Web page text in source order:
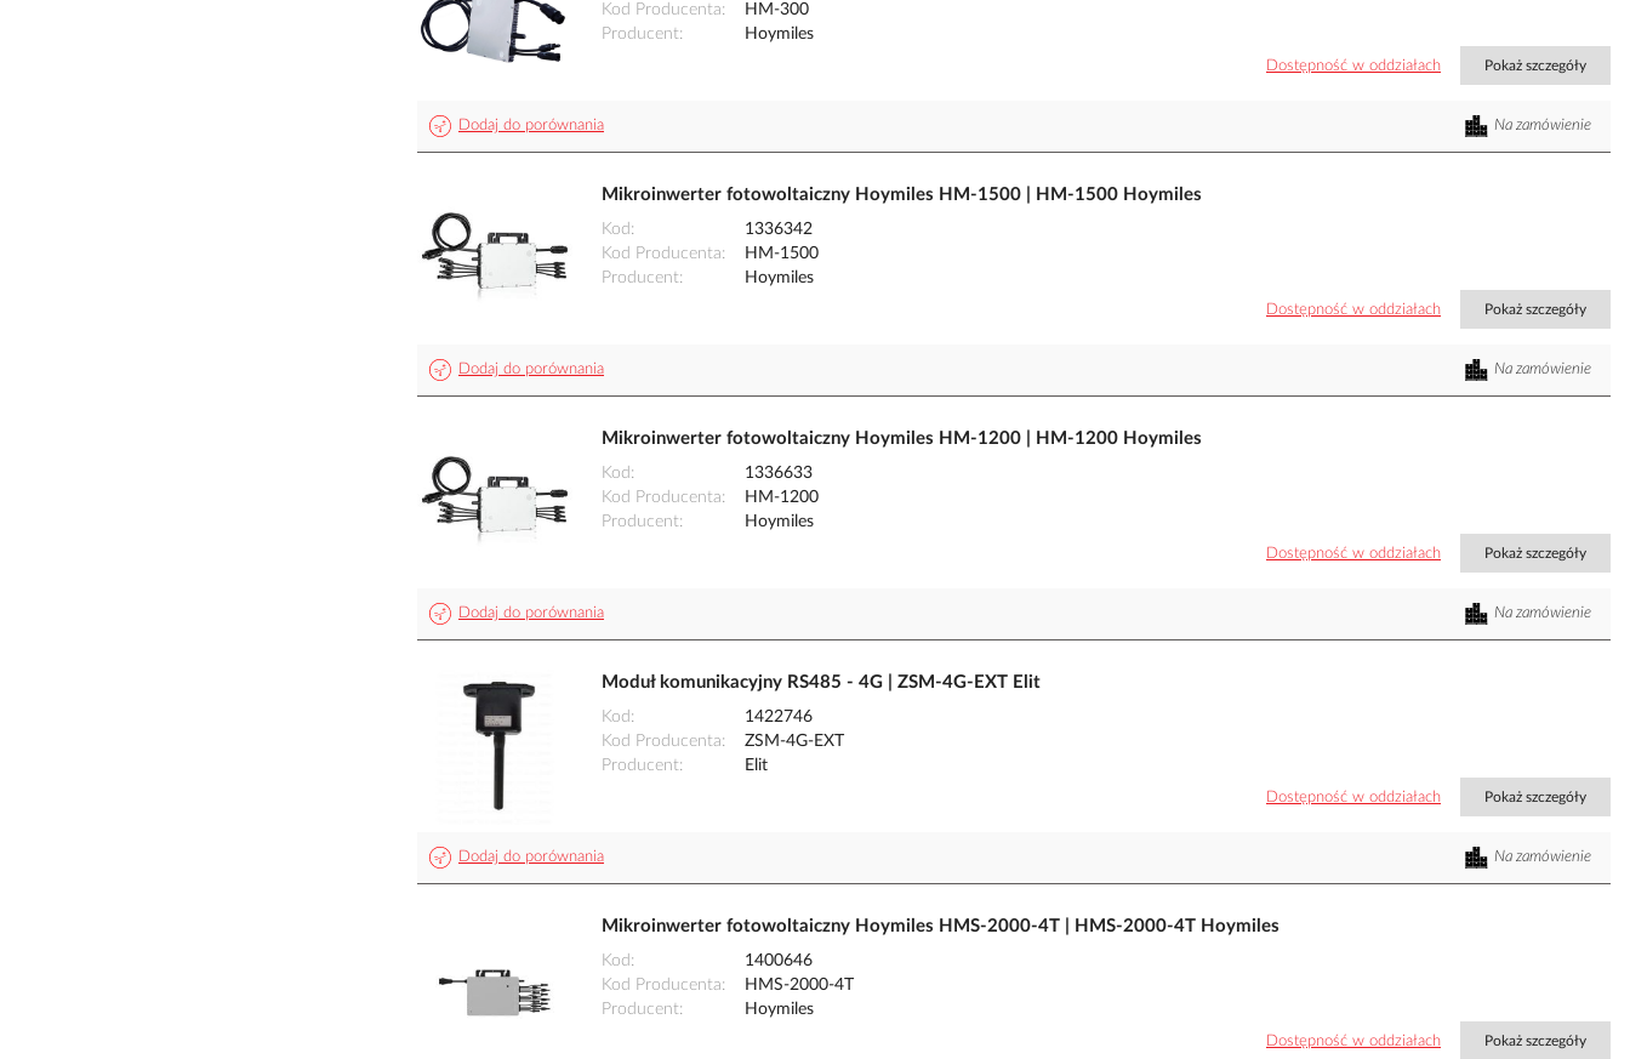
Kod Producenta
HM-300
Producent
Hoymiles
Dostępność w oddziałach Pokaż szczegóły
Dodaj do porównania Na zamówienie
Mikroinwerter fotowoltaiczny Hoymiles HM-1500 | HM-1500 Hoymiles
Kod
1336342
Kod Producenta
HM-1500
Producent
Hoymiles
Dostępność w oddziałach Pokaż szczegóły
Dodaj do porównania Na zamówienie
Mikroinwerter fotowoltaiczny Hoymiles HM-1200 | HM-1200 Hoymiles
Kod
1336633
Kod Producenta
HM-1200
Producent
Hoymiles
Dostępność w oddziałach Pokaż szczegóły
Dodaj do porównania Na zamówienie
Moduł komunikacyjny RS485 - 4G | ZSM-4G-EXT Elit
Kod
1422746
Kod Producenta
ZSM-4G-EXT
Producent
Elit
Dostępność w oddziałach Pokaż szczegóły
Dodaj do porównania Na zamówienie
Mikroinwerter fotowoltaiczny Hoymiles HMS-2000-4T | HMS-2000-4T Hoymiles
Kod
1400646
Kod Producenta
HMS-2000-4T
Producent
Hoymiles
Dostępność w oddziałach Pokaż szczegóły